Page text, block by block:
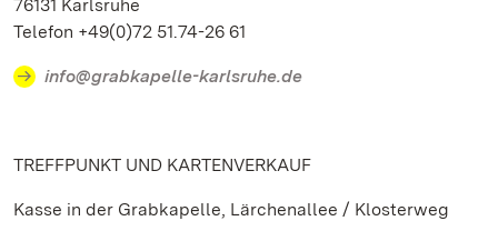
76131 Karlsruhe
Telefon +49(0)72 51.74-26 61
info@grabkapelle-karlsruhe.de
TREFFPUNKT UND KARTENVERKAUF
Kasse in der Grabkapelle, Lärchenallee / Klosterweg